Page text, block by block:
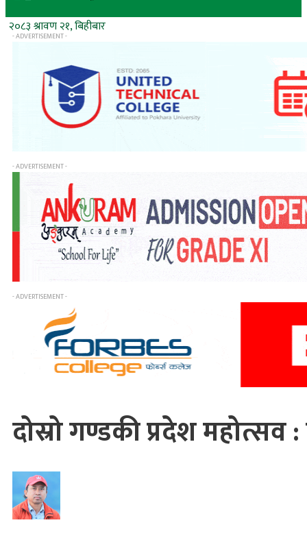
२०८३ श्रावण २१, बिहीबार
- ADVERTISEMENT -
- ADVERTISEMENT -
- ADVERTISEMENT -
दोस्रो गण्डकी प्रदेश